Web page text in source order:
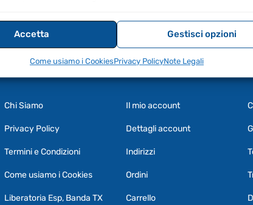
Accetta Gestisci opzioni
Come usiamo i CookiesPrivacy PolicyNote Legali
Chi Siamo
Privacy Policy
Termini e Condizioni
Come usiamo i Cookies
Liberatoria Esp, Banda TX
Il mio account
Dettagli account
Indirizzi
Ordini
Carrello